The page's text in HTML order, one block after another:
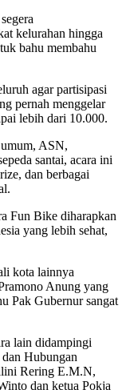
kelurahan hingga
bahu membahu
agar partisipasi
pernah menggelar
lebih dari 10.000.
ASN,
santai, acara ini
dan berbagai
Fun Bike diharapkan
yang lebih sehat,
kota lainnya
Anung yang
Pak Gubernur sangat
lain didampingi
Hubungan
Rering E.M.N,
dan ketua Pokja